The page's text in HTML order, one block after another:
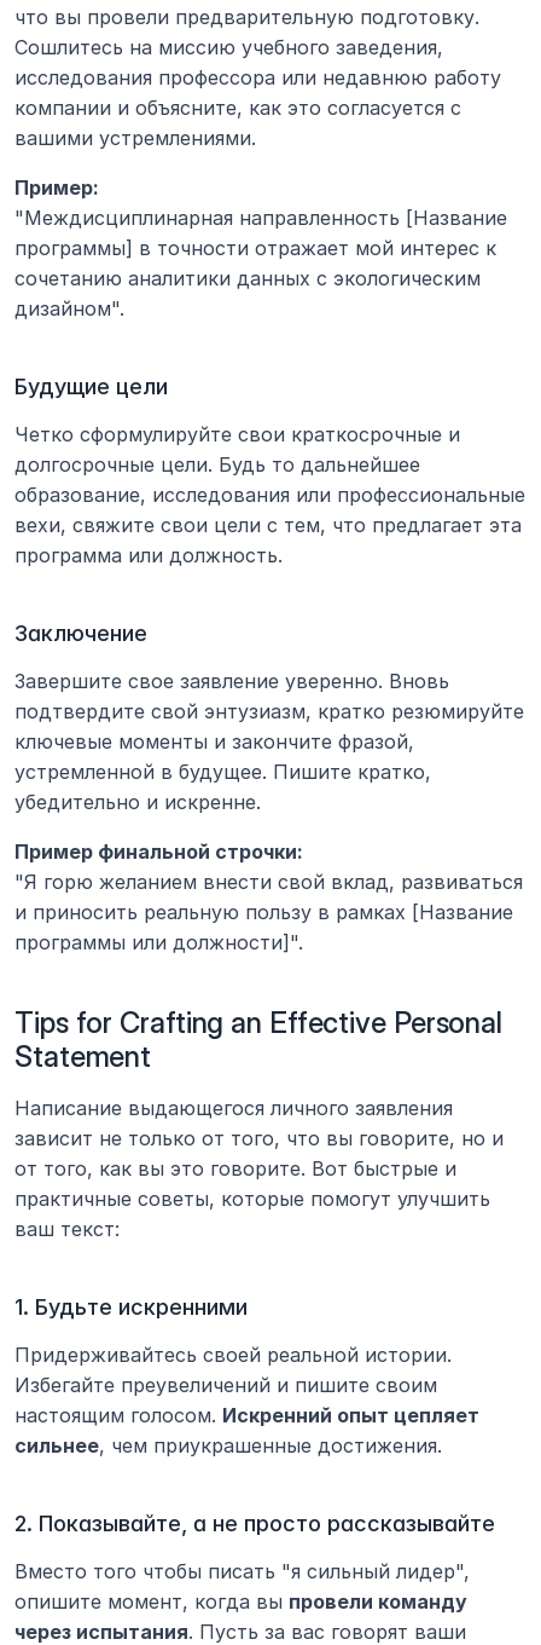
что вы провели предварительную подготовку.
Сошлитесь на миссию учебного заведения,
исследования профессора или недавнюю работу
компании и объясните, как это согласуется с
вашими устремлениями.
Пример:
"Междисциплинарная направленность [Название
программы] в точности отражает мой интерес к
сочетанию аналитики данных с экологическим
дизайном".
Будущие цели
Четко сформулируйте свои краткосрочные и
долгосрочные цели. Будь то дальнейшее
образование, исследования или профессиональные
вехи, свяжите свои цели с тем, что предлагает эта
программа или должность.
Заключение
Завершите свое заявление уверенно. Вновь
подтвердите свой энтузиазм, кратко резюмируйте
ключевые моменты и закончите фразой,
устремленной в будущее. Пишите кратко,
убедительно и искренне.
Пример финальной строчки:
"Я горю желанием внести свой вклад, развиваться
и приносить реальную пользу в рамках [Название
программы или должности]".
Tips for Crafting an Effective Personal
Statement
Написание выдающегося личного заявления
зависит не только от того, что вы говорите, но и
от того, как вы это говорите. Вот быстрые и
практичные советы, которые помогут улучшить
ваш текст:
1. Будьте искренними
Придерживайтесь своей реальной истории.
Избегайте преувеличений и пишите своим
настоящим голосом. Искренний опыт цепляет
сильнее, чем приукрашенные достижения.
2. Показывайте, а не просто рассказывайте
Вместо того чтобы писать "я сильный лидер",
опишите момент, когда вы провели команду
через испытания. Пусть за вас говорят ваши